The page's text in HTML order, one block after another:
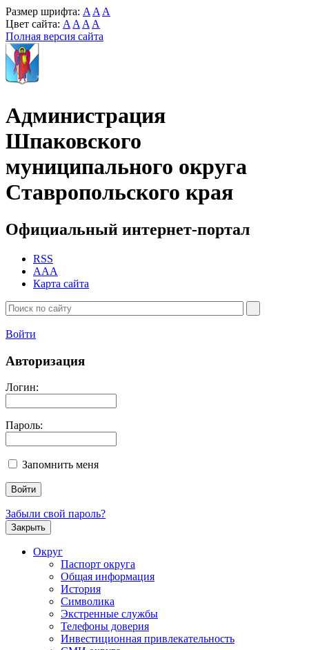
Размер шрифта: A A A
Цвет сайта: A A A A
Полная версия сайта
Администрация
Шпаковского
муниципального округа
Ставропольского края
Официальный интернет-портал
RSS
AAA
Карта сайта
Войти
Авторизация
Логин:
Пароль:
Запомнить меня
Забыли свой пароль?
Закрыть
Округ
Паспорт округа
Общая информация
История
Символика
Экстренные службы
Телефоны доверия
Инвестиционная привлекательность